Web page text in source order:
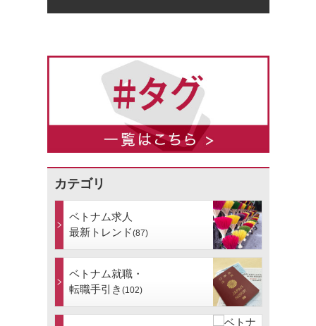
カテゴリ
ベトナム求人
最新トレンド(87)
ベトナム就職・
転職手引き (102)